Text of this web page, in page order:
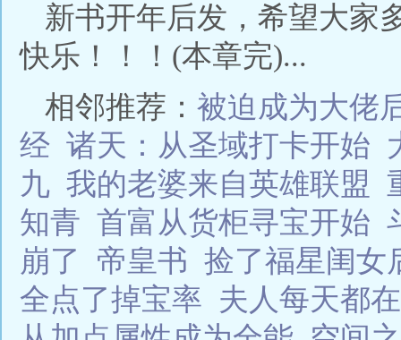
新书开年后发，希望大家
快乐！！！(本章完)...
相邻推荐： 被迫成为大佬
经 诸天：从圣域打卡开始
九 我的老婆来自英雄联盟
知青 首富从货柜寻宝开始
崩了
帝皇书 捡了福星闺女
全点了掉宝率 夫人每天都